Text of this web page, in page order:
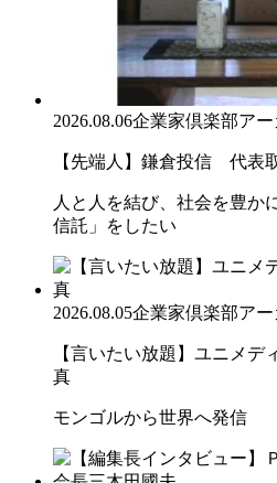
2026.08.06企業家倶楽部ア
【先端人】鎌倉投信 代
人と人を結び、社会を豊か
信託」をしたい
2026.08.05企業家倶楽部ア
【言いたい放題】ユニメデ
真
モンゴルから世界へ発信